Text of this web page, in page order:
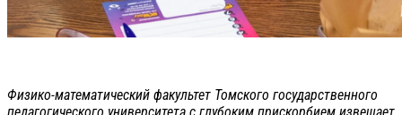
Физико-математический факультет Томского государственного